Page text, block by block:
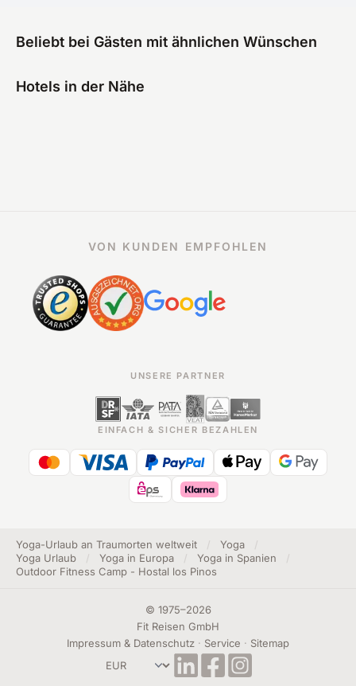
Beliebt bei Gästen mit ähnlichen Wünschen
Hotels in der Nähe
VON KUNDEN EMPFOHLEN
UNSERE PARTNER
EINFACH & SICHER BEZAHLEN
Yoga-Urlaub an Traumorten weltweit Yoga
Yoga Urlaub
Yoga in Europa Yoga in Spanien
Outdoor Fitness Camp - Hostal los Pinos
© 1975–2026
Fit Reisen GmbH
Impressum & Datenschutz · Service · Sitemap